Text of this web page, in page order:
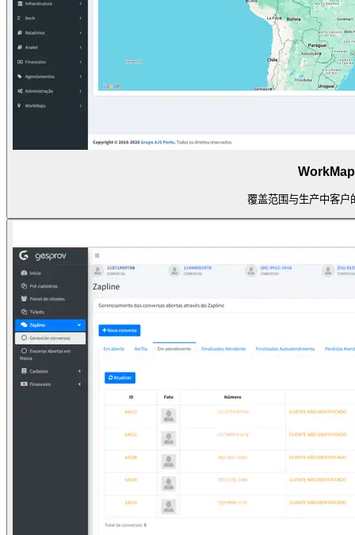
覆盖范围与生产中客户